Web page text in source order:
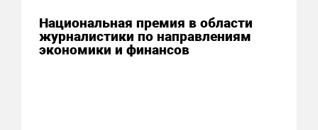
Национальная премия в области
журналистики по направлениям
экономики и финансов